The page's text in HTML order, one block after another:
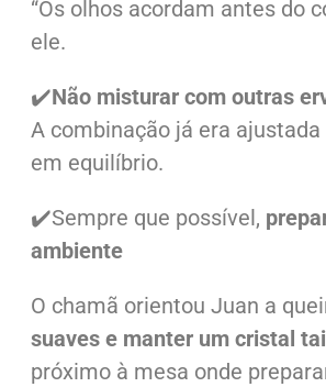
“Os olhos acordam antes do
ele.
✔️Não misturar com outras
A combinação já era
em equilíbrio.
✔️Sempre que possível,
ambiente
O chamã orientou Juan a
suaves e manter um cristal
próximo à mesa onde